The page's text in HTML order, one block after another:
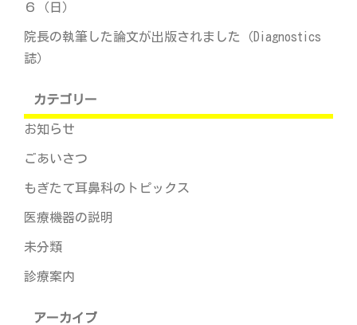
６（日）
院長の執筆した論文が出版されました（Diagnostics
誌）
カテゴリー
お知らせ
ごあいさつ
もぎたて耳鼻科のトピックス
医療機器の説明
未分類
診療案内
アーカイブ